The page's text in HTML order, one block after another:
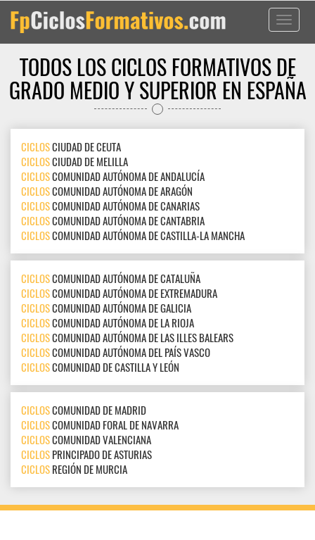
Toggle
TODOS LOS CICLOS FORMATIVOS DE
GRADO MEDIO Y SUPERIOR EN ESPAÑA
CICLOSCIUDAD DE CEUTA
CICLOSCIUDAD DE MELILLA
CICLOSCOMUNIDAD AUTÓNOMA DE ANDALUCÍA
CICLOSCOMUNIDAD AUTÓNOMA DE ARAGÓN
CICLOSCOMUNIDAD AUTÓNOMA DE CANARIAS
CICLOSCOMUNIDAD AUTÓNOMA DE CANTABRIA
CICLOSCOMUNIDAD AUTÓNOMA DE CASTILLA-LA MANCHA
CICLOSCOMUNIDAD AUTÓNOMA DE CATALUÑA
CICLOSCOMUNIDAD AUTÓNOMA DE EXTREMADURA
CICLOSCOMUNIDAD AUTÓNOMA DE GALICIA
CICLOSCOMUNIDAD AUTÓNOMA DE LA RIOJA
CICLOSCOMUNIDAD AUTÓNOMA DE LAS ILLES BALEARS
CICLOSCOMUNIDAD AUTÓNOMA DEL PAÍS VASCO
CICLOSCOMUNIDAD DE CASTILLA Y LEÓN
CICLOSCOMUNIDAD DE MADRID
CICLOSCOMUNIDAD FORAL DE NAVARRA
CICLOSCOMUNIDAD VALENCIANA
CICLOSPRINCIPADO DE ASTURIAS
CICLOSREGIÓN DE MURCIA